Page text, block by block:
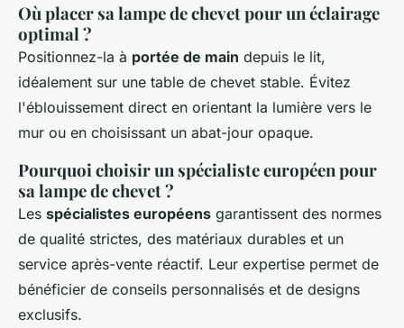
Où placer sa lampe de chevet pour un éclairage
optimal ?
Positionnez-la à portée de main depuis le lit,
idéalement sur une table de chevet stable. Évitez
l'éblouissement direct en orientant la lumière vers le
mur ou en choisissant un abat-jour opaque.
Pourquoi choisir un spécialiste européen pour
sa lampe de chevet ?
Les spécialistes européens garantissent des normes
de qualité strictes, des matériaux durables et un
service après-vente réactif. Leur expertise permet de
bénéficier de conseils personnalisés et de designs
exclusifs.